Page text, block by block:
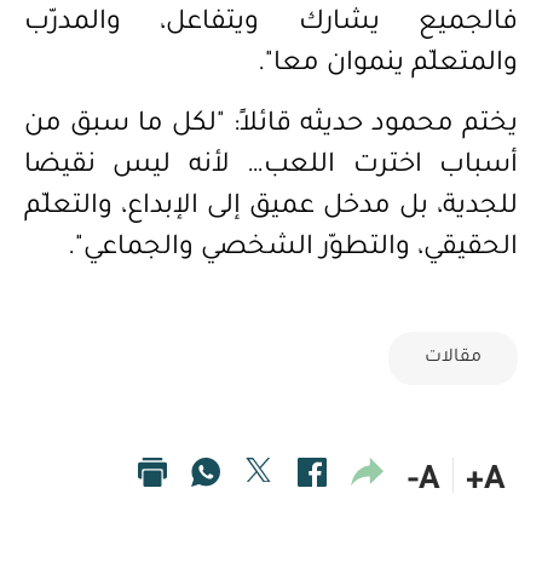
فالجميع يشارك ويتفاعل، والمدرّب
والمتعلّم ينموان معا".
يختم محمود حديثه قائلاً: "لكل ما سبق من
أسباب اخترت اللعب… لأنه ليس نقيضا
للجدية، بل مدخل عميق إلى الإبداع، والتعلّم
الحقيقي، والتطوّر الشخصي والجماعي".
مقالات
A+
A-